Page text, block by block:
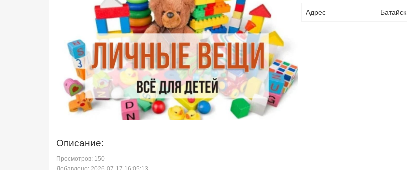
Адрес Батайск
Описание:
Просмотров: 150